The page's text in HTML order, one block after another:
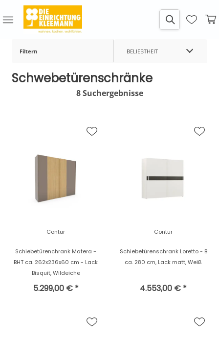
Filtern BELIEBTHEIT
Schwebetürenschränke
8 Suchergebnisse
Contur
Schiebetürenchrank Matera -
BHT ca. 262x236x60 cm - Lack
Bisquit, Wildeiche
5.299,00 € *
Contur
Schiebetürenschrank Loretto - B
ca. 280 cm, Lack matt, Weiß
4.553,00 € *